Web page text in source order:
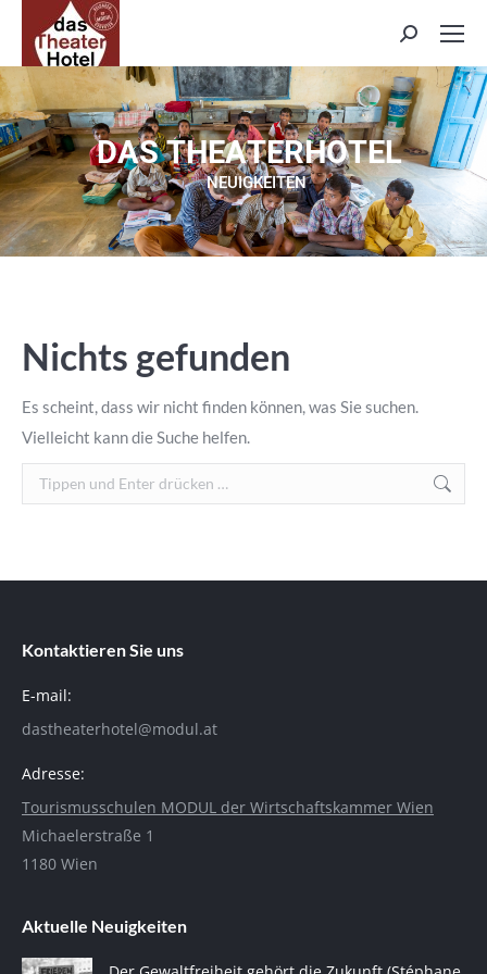
Search:
DAS THEATERHOTEL
NEUIGKEITEN
Nichts gefunden
Es scheint, dass wir nicht finden können, was Sie suchen.
Vielleicht kann die Suche helfen.
Search:
Kontaktieren Sie uns
E-mail:
dastheaterhotel@modul.at
Adresse:
Tourismusschulen MODUL der Wirtschaftskammer Wien
Michaelerstraße 1
1180 Wien
Aktuelle Neuigkeiten